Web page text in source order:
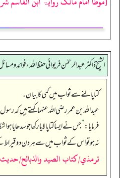
الشیخ ڈاکٹر عبد الرحمٰن فریوائی حفظ اللہ، فوائد و
کتا پالنے سے ثواب میں کمی کا بیان۔
عبداللہ بن عمر رضی الله عنہما کہتے ہیں کہ
فرمایا:”جس نے ایسا کتا پالا یا رکھا جو سدھایا
نہ ہو تو اس کے ثواب میں سے ہر دن دو قیراط کے
ترمذي/كتاب الصيد والذبائح/حدیث: